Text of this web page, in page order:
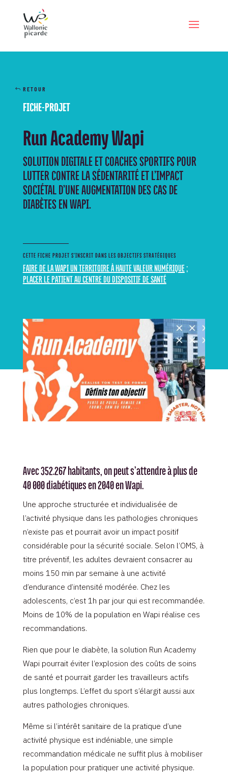
RETOUR
FICHE-PROJET
Run Academy Wapi
SOLUTION DIGITALE ET COACHES SPORTIFS POUR
LUTTER CONTRE LA SÉDENTARITÉ ET L’IMPACT
SOCIÉTAL D’UNE AUGMENTATION DES CAS DE
DIABÈTES EN WAPI.
CETTE FICHE PROJET S’INSCRIT DANS LES OBJECTIFS STRATÉGIQUES
FAIRE DE LA WAPI UN TERRITOIRE À HAUTE VALEUR NUMÉRIQUE;
PLACER LE PATIENT AU CENTRE DU DISPOSITIF DE SANTÉ
Avec 352.267 habitants, on peut s’attendre à plus de
40 000 diabétiques en 2040 en Wapi.
Une approche structurée et individualisée de
l’activité physique dans les pathologies chroniques
n’existe pas et pourrait avoir un impact positif
considérable pour la sécurité sociale. Selon l’OMS, à
titre préventif, les adultes devraient consacrer au
moins 150 min par semaine à une activité
d’endurance d’intensité modérée. Chez les
adolescents, c’est 1h par jour qui est recommandée.
Moins de 10% de la population en Wapi réalise ces
recommandations.
Rien que pour le diabète, la solution Run Academy
Wapi pourrait éviter l’explosion des coûts de soins
de santé et pourrait garder les travailleurs actifs
plus longtemps. L’effet du sport s’élargit aussi aux
autres pathologies chroniques.
Même si l’intérêt sanitaire de la pratique d’une
activité physique est indéniable, une simple
recommandation médicale ne suffit plus à mobiliser
la population pour pratiquer une activité physique.